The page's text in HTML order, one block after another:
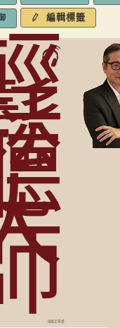
編輯標籤
俞國定導讀